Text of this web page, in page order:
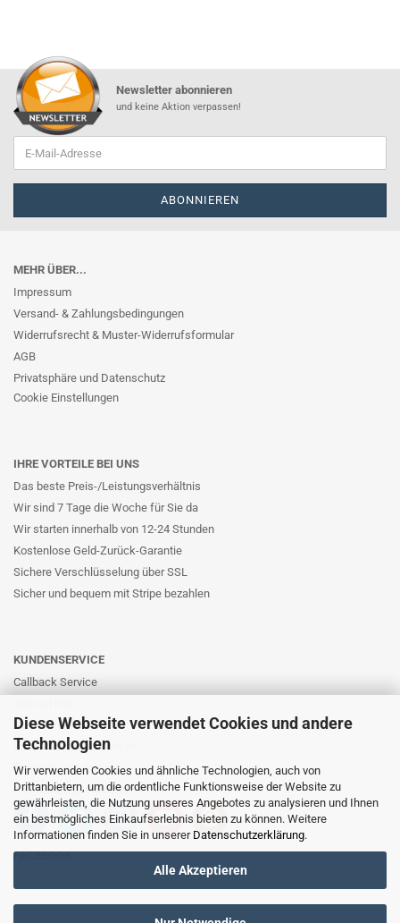
Diese Webseite verwendet Cookies und andere
Technologien
Wir verwenden Cookies und ähnliche Technologien, auch von
Drittanbietern, um die ordentliche Funktionsweise der Website zu
gewährleisten, die Nutzung unseres Angebotes zu analysieren und Ihnen
ein bestmögliches Einkaufserlebnis bieten zu können. Weitere
Informationen finden Sie in unserer Datenschutzerklärung.
Alle Akzeptieren
Newsletter abonnieren
und keine Aktion verpassen!
MEHR ÜBER...
Impressum
Versand- & Zahlungsbedingungen
Widerrufsrecht & Muster-Widerrufsformular
AGB
Privatsphäre und Datenschutz
Cookie Einstellungen
IHRE VORTEILE BEI UNS
Das beste Preis-/Leistungsverhältnis
Wir sind 7 Tage die Woche für Sie da
Wir starten innerhalb von 12-24 Stunden
Kostenlose Geld-Zurück-Garantie
Sichere Verschlüsselung über SSL
Sicher und bequem mit Stripe bezahlen
KUNDENSERVICE
Callback Service
Kontaktformular
E-Mail: info@likernow.de
Skype Live Support
Ihre Meinung und Ideen
FACEBOOK